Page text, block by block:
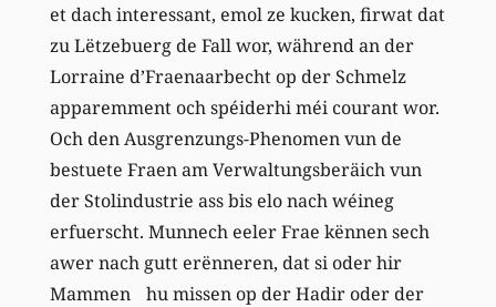
et dach interessant, emol ze kucken, firwat dat
zu Lëtzebuerg de Fall wor, während an der
Lorraine d’Fraenaarbecht op der Schmelz
apparemment och spéiderhi méi courant wor.
Och den Ausgrenzungs-Phenomen vun de
bestuete Fraen am Verwaltungsberäich vun
der Stolindustrie ass bis elo nach wéineg
erfuerscht. Munnech eeler Frae kënnen sech
awer nach gutt erënneren, dat si oder hir
Mammen hu missen op der Hadir oder der